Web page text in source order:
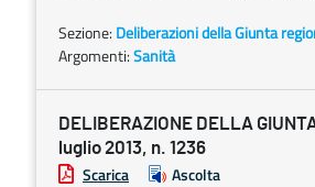
Sezione: Deliberazioni della Giunta
Argomenti:Sanità
DELIBERAZIONE DELLA
luglio 2013, n. 1236
Scarica Ascolta